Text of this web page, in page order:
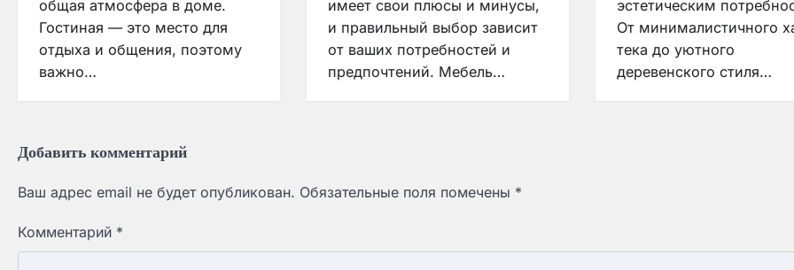
общая атмосфера в доме.
Гостиная — это место для
отдыха и общения, поэтому
важно…
имеет свои плюсы и минусы,
и правильный выбор зависит
от ваших потребностей и
предпочтений. Мебель…
эстетическим
От минималистичного
тека до уютного
деревенского стиля…
Добавить комментарий
Ваш адрес email не будет опубликован. Обязательные поля помечены *
Комментарий *